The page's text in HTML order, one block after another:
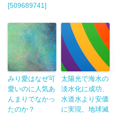
[509689741]
みり愛はなぜ可
愛いのに人気あ
んまりでなかっ
たのか？
太陽光で海水の
淡水化に成功、
水道水より安価
に実現、地球滅